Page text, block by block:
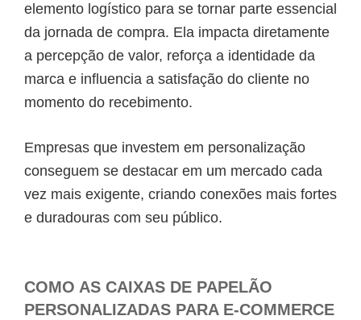
elemento logístico para se tornar parte essencial
da jornada de compra. Ela impacta diretamente
a percepção de valor, reforça a identidade da
marca e influencia a satisfação do cliente no
momento do recebimento.
Empresas que investem em personalização
conseguem se destacar em um mercado cada
vez mais exigente, criando conexões mais fortes
e duradouras com seu público.
COMO AS CAIXAS DE PAPELÃO
PERSONALIZADAS PARA E-COMMERCE